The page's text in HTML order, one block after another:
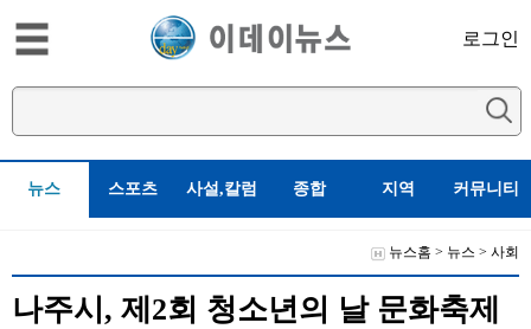
로그인
뉴스 스포츠 사설,칼럼 종합 지역 커뮤니티
뉴스홈 > 뉴스 > 사회
나주시, 제2회 청소년의 날 문화축제